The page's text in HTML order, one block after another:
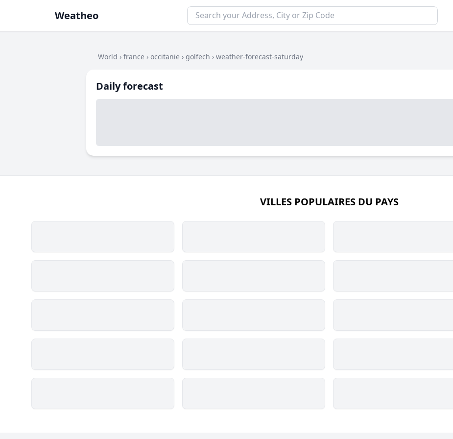
Weatheo
World › france › occitanie › golfech › weather-forecast-saturday
Daily forecast
VILLES POPULAIRES DU PAYS